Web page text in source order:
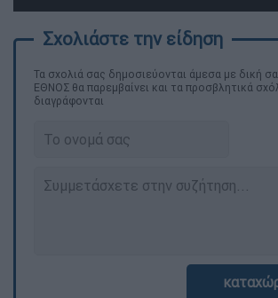
Τα σχολιά σας δημοσιεύονται άμεσα με δική
ΕΘΝΟΣ θα παρεμβαίνει και τα προσβλητικά
διαγράφονται